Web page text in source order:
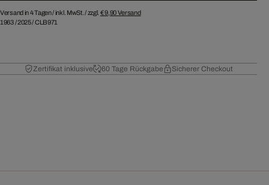
Versand in 4 Tagen /inkl. MwSt. / zzgl. € 9,90Versand
1963/2025/CLB971
Zertifikat inklusive 60 Tage Rückgabe Sicherer Checkout